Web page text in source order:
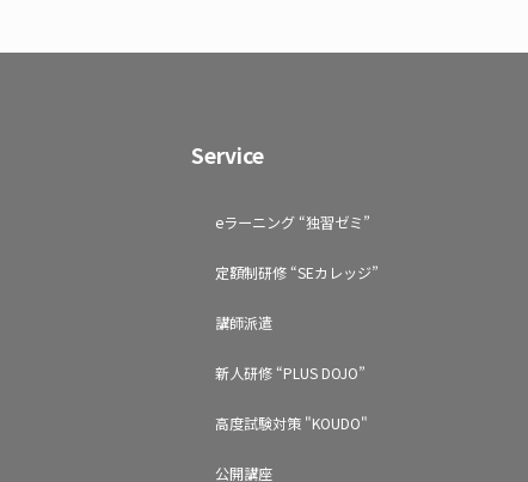
Service
eラーニング “独習ゼミ”
定額制研修 “SEカレッジ”
講師派遣
新人研修 “PLUS DOJO”
高度試験対策 "KOUDO"
公開講座